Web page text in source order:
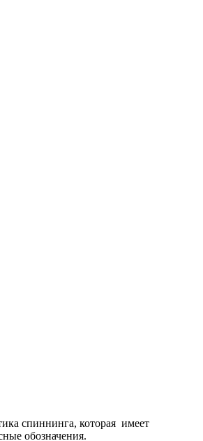
спиннинга, которая имеет
обозначения.